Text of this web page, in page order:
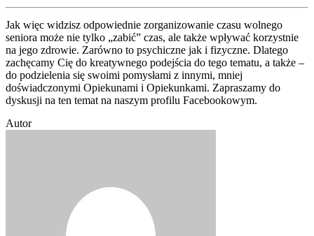
Jak więc widzisz odpowiednie zorganizowanie czasu wolnego
seniora może nie tylko „zabić” czas, ale także wpływać korzystnie
na jego zdrowie. Zarówno to psychiczne jak i fizyczne. Dlatego
zachęcamy Cię do kreatywnego podejścia do tego tematu, a także –
do podzielenia się swoimi pomysłami z innymi, mniej
doświadczonymi Opiekunami i Opiekunkami. Zapraszamy do
dyskusji na ten temat na naszym profilu Facebookowym.
Autor